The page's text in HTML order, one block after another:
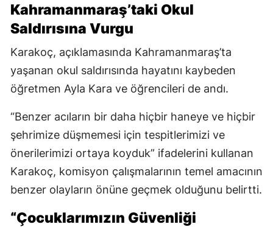
Kahramanmaraş’taki Okul
Saldırısına Vurgu
Karakoç, açıklamasında Kahramanmaraş’ta
yaşanan okul saldırısında hayatını kaybeden
öğretmen Ayla Kara ve öğrencileri de andı.
“Benzer acıların bir daha hiçbir haneye ve hiçbir
şehrimize düşmemesi için tespitlerimizi ve
önerilerimizi ortaya koyduk” ifadelerini kullanan
Karakoç, komisyon çalışmalarının temel amacının
benzer olayların önüne geçmek olduğunu belirtti.
“Çocuklarımızın Güvenliği